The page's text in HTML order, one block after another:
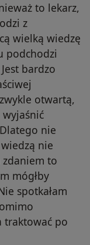
to lekarz,
z
wielką wiedzę
podchodzi
bardzo
otwartą,
nie
nie
to
mógłby
spotkałam
traktować po